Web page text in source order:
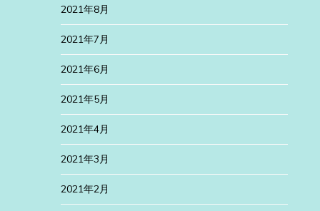
2021年8月
2021年7月
2021年6月
2021年5月
2021年4月
2021年3月
2021年2月